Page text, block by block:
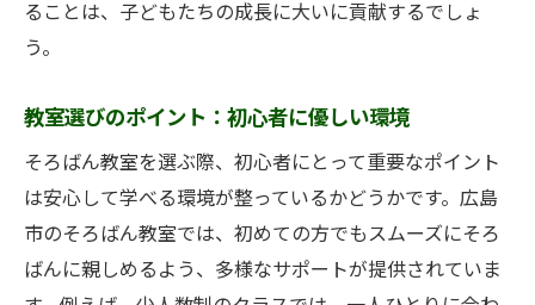
そろばん教室での楽しみ方ガイド
そろばん教室での初体験を楽しむためのヒ
福原珠算教室が広島市で提供する初心者向けカ
リキュラム
初心者に特化した福原珠算教室のカリキュ
ることは、子どもたちの成長に大いに貢献するでしょ
う。
教室選びのポイント：初心者に優しい環境
そろばん教室を選ぶ際、初心者にとって重要なポイント
は安心して学べる環境が整っているかどうかです。広島
市のそろばん教室では、初めての方でもスムーズにそろ
ばんに親しめるよう、多様なサポートが提供されていま